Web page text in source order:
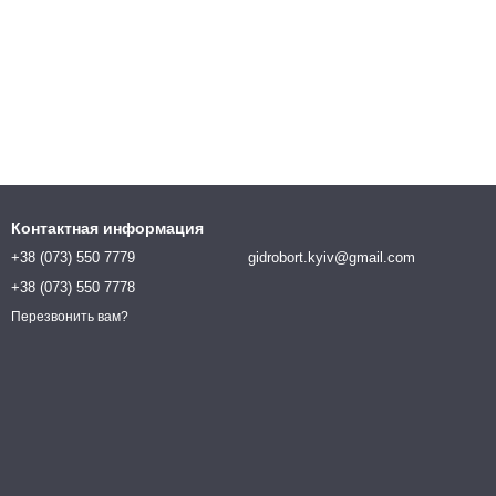
Контактная информация
+38 (073) 550 7779
+38 (073) 550 7778
Перезвонить вам?
gidrobort.kyiv@gmail.com